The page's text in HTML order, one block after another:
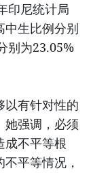
印尼统计局
中生比例分别
别为23.05%
以有针对性的
她强调，必须
成不平等根
平等情况，